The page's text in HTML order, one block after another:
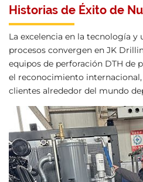
Historias de Éxito de
La excelencia en la tecnología
procesos convergen en JK
equipos de perforación DTH de
el reconocimiento
clientes alrededor del mundo